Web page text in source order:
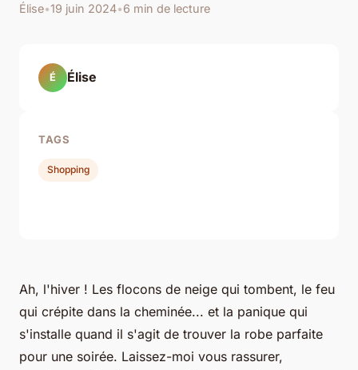
Élise•19 juin 2024•6 min de lecture
Ah, l'hiver ! Les flocons de neige qui tombent, le feu
qui crépite dans la cheminée... et la panique qui
s'installe quand il s'agit de trouver la robe parfaite
pour une soirée. Laissez-moi vous rassurer,
É Élise
TAGS
Shopping